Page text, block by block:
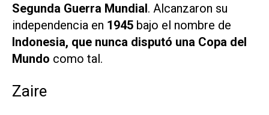
Segunda Guerra Mundial. Alcanzaron su
independencia en 1945 bajo el nombre de
Indonesia, que nunca disputó una Copa del
Mundo como tal.
Zaire